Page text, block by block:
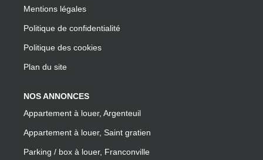
Mentions légales
Politique de confidentialité
Politique des cookies
Plan du site
NOS ANNONCES
Appartement à louer, Argenteuil
Appartement à louer, Saint gratien
Parking / box à louer, Franconville